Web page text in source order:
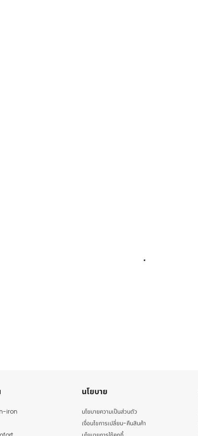
iron
นโยบาย
นโยบายความเป็นส่วนตัว
เงื่อนไขการเปลี่ยน-คืนสินค้า